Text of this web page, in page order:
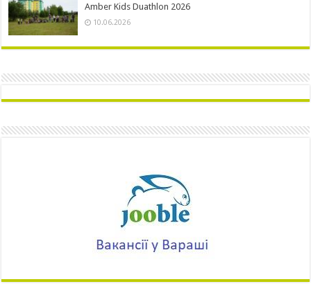
Amber Kids Duathlon 2026
10.06.2026